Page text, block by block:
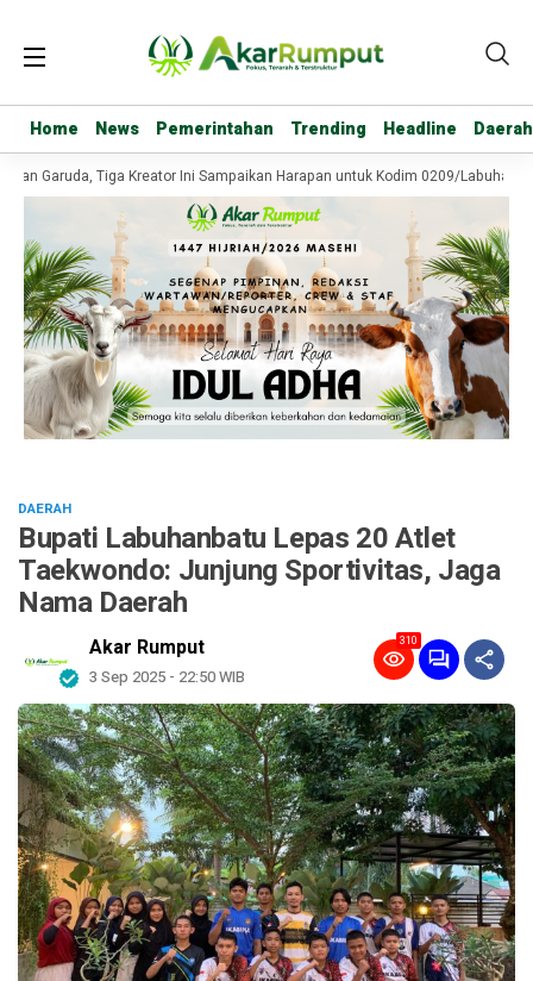
Home News Pemerintahan Trending Headline Daerah
Home News Pemerintahan Trending Headline Daerah
Garuda, Tiga Kreator Ini Sampaikan Harapan untuk Kodim 0209/Labuhanbatu
DAERAH
Bupati Labuhanbatu Lepas 20 Atlet
Taekwondo: Junjung Sportivitas, Jaga
Nama Daerah
Akar Rumput
3 Sep 2025 - 22:50 WIB
310